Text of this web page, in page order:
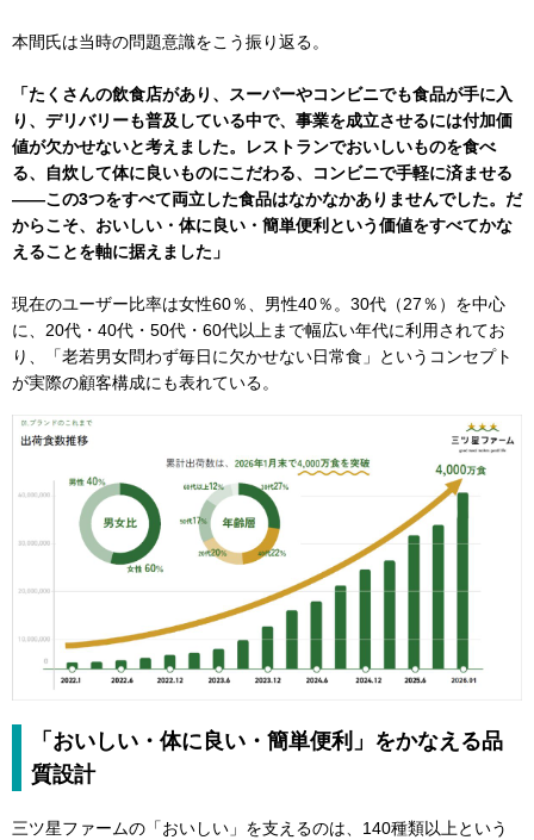
本間氏は当時の問題意識をこう振り返る。
「たくさんの飲食店があり、スーパーやコンビニでも食品が手に入
り、デリバリーも普及している中で、事業を成立させるには付加価
値が欠かせないと考えました。レストランでおいしいものを食べ
る、自炊して体に良いものにこだわる、コンビニで手軽に済ませる
――この3つをすべて両立した食品はなかなかありませんでした。だ
からこそ、おいしい・体に良い・簡単便利という価値をすべてかな
えることを軸に据えました」
現在のユーザー比率は女性60％、男性40％。30代（27％）を中心
に、20代・40代・50代・60代以上まで幅広い年代に利用されてお
り、「老若男女問わず毎日に欠かせない日常食」というコンセプト
が実際の顧客構成にも表れている。
「おいしい・体に良い・簡単便利」をかなえる品
質設計
三ツ星ファームの「おいしい」を支えるのは、140種類以上という